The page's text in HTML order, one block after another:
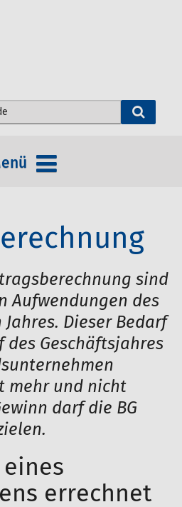
sind
Aufwendungen des
Dieser Bedarf
des Geschäftsjahres
mehr und nicht
darf die BG
eines
errechnet